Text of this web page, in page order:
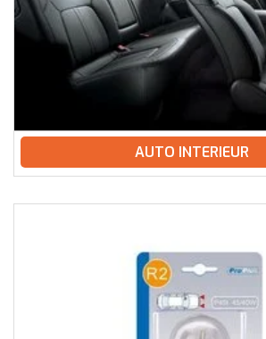
AUTO INTERIEUR